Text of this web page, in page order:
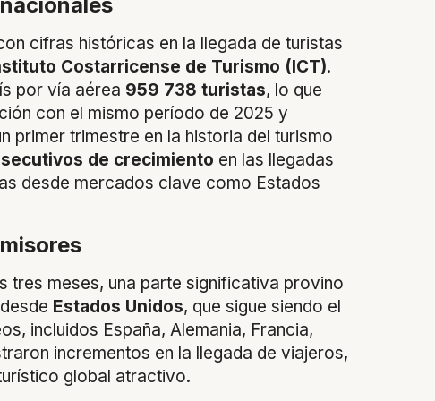
cifras históricas en la llegada de turistas
Costarricense de Turismo (ICT).
por vía aérea 959 738 turistas, lo que
con el mismo período de 2025 y
primer trimestre en la historia del turismo
de crecimiento en las llegadas
desde mercados clave como Estados
tres meses, una parte significativa provino
Estados Unidos, que sigue siendo el
incluidos España, Alemania, Francia,
incrementos en la llegada de viajeros,
global atractivo.